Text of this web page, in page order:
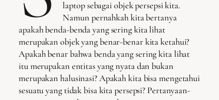
laptop sebagai objek persepsi kita.
Namun pernahkah kita bertanya
apakah benda-benda yang sering kita lihat
merupakan objek yang benar-benar kita ketahui?
Apakah benar bahwa benda yang sering kita lihat
itu merupakan entitas yang nyata dan bukan
merupakan halusinasi? Apakah kita bisa mengetahui
sesuatu yang tidak bisa kita persepsi? Pertanyaan-